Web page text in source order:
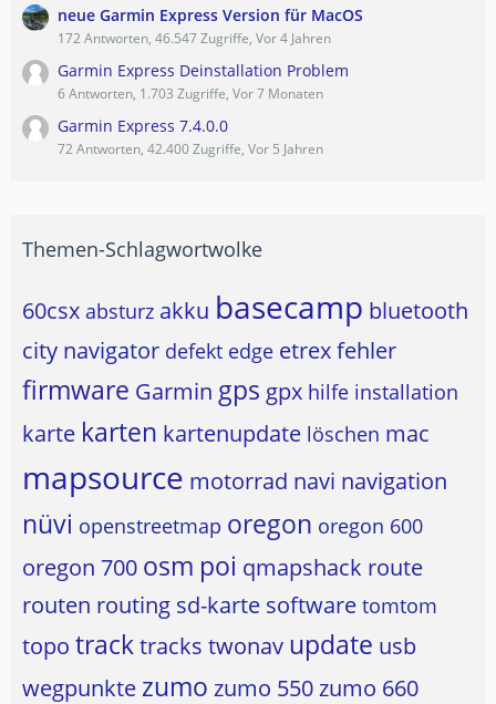
neue Garmin Express Version für MacOS
172 Antworten, 46.547 Zugriffe, Vor 4 Jahren
Garmin Express Deinstallation Problem
6 Antworten, 1.703 Zugriffe, Vor 7 Monaten
Garmin Express 7.4.0.0
72 Antworten, 42.400 Zugriffe, Vor 5 Jahren
Themen-Schlagwortwolke
60csx absturz akku basecamp bluetooth
city navigator defekt edge etrexfehler
firmware Garmin gps gpx hilfe installation
karte karten kartenupdate löschen mac
mapsource motorrad navi navigation
nüvi openstreetmap oregon oregon 600
oregon 700 osm poi qmapshack route
routen routing sd-karte software tomtom
topo tracktracks twonav update usb
wegpunkte zumo zumo 550zumo 660